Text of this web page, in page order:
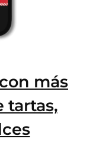
más
tartas,